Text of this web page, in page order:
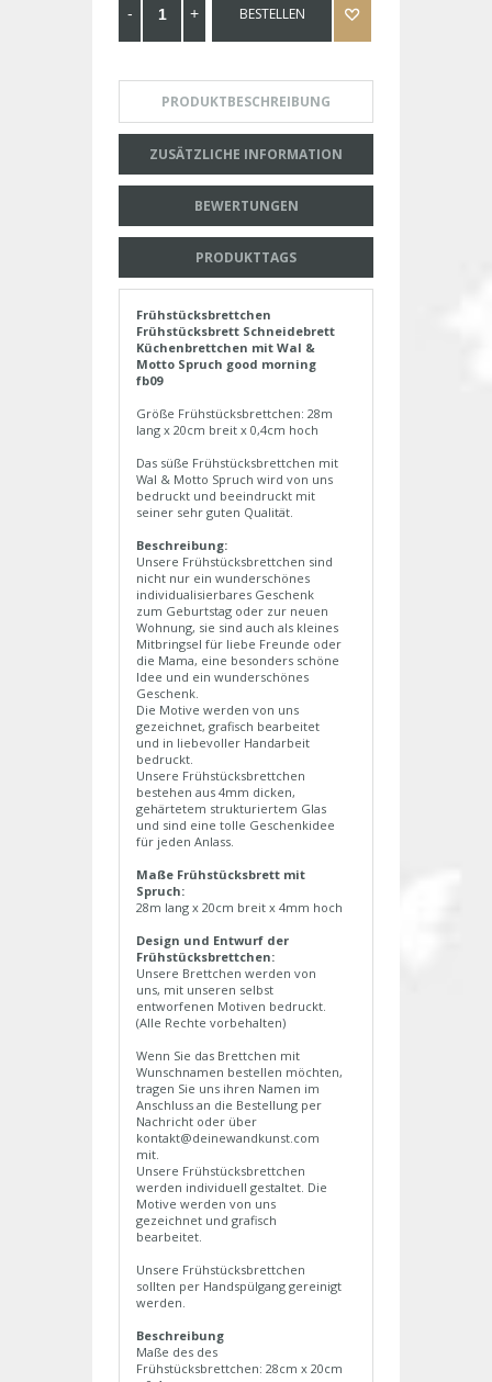
BESTELLEN
PRODUKTBESCHREIBUNG
ZUSÄTZLICHE INFORMATION
BEWERTUNGEN
PRODUKTTAGS
Frühstücksbrettchen
Frühstücksbrett Schneidebrett
Küchenbrettchen mit Wal &
Motto Spruch good morning
fb09
Größe Frühstücksbrettchen: 28m
lang x 20cm breit x 0,4cm hoch
Das süße Frühstücksbrettchen mit
Wal & Motto Spruch wird von uns
bedruckt und beeindruckt mit
seiner sehr guten Qualität.
Beschreibung:
Unsere Frühstücksbrettchen sind
nicht nur ein wunderschönes
individualisierbares Geschenk
zum Geburtstag oder zur neuen
Wohnung, sie sind auch als kleines
Mitbringsel für liebe Freunde oder
die Mama, eine besonders schöne
Idee und ein wunderschönes
Geschenk.
Die Motive werden von uns
gezeichnet, grafisch bearbeitet
und in liebevoller Handarbeit
bedruckt.
Unsere Frühstücksbrettchen
bestehen aus 4mm dicken,
gehärtetem strukturiertem Glas
und sind eine tolle Geschenkidee
für jeden Anlass.
Maße Frühstücksbrett mit
Spruch:
28m lang x 20cm breit x 4mm hoch
Design und Entwurf der
Frühstücksbrettchen:
Unsere Brettchen werden von
uns, mit unseren selbst
entworfenen Motiven bedruckt.
(Alle Rechte vorbehalten)
Wenn Sie das Brettchen mit
Wunschnamen bestellen möchten,
tragen Sie uns ihren Namen im
Anschluss an die Bestellung per
Nachricht oder über
kontakt@deinewandkunst.com
mit.
Unsere Frühstücksbrettchen
werden individuell gestaltet. Die
Motive werden von uns
gezeichnet und grafisch
bearbeitet.
Unsere Frühstücksbrettchen
sollten per Handspülgang gereinigt
werden.
Beschreibung
Maße des des
Frühstücksbrettchen: 28cm x 20cm